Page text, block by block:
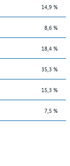
14,9 %
8,6 %
18,4 %
35,3 %
15,3 %
7,5 %